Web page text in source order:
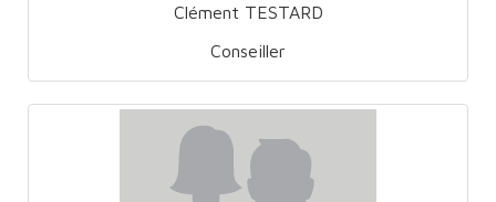
Clément TESTARD
Conseiller